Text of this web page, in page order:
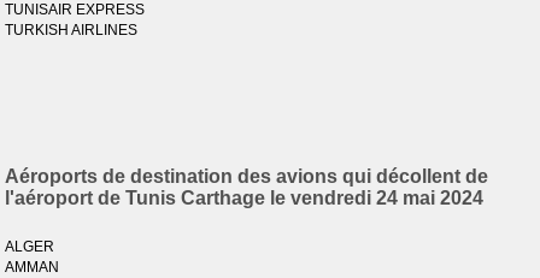
TUNISAIR EXPRESS
TURKISH AIRLINES
Aéroports de destination des avions qui décollent de
l'aéroport de Tunis Carthage le vendredi 24 mai 2024
ALGER
AMMAN